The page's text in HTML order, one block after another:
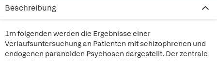
Beschreibung
1m folgenden werden die Ergebnisse einer
Verlaufsuntersuchung an Patienten mit schizophrenen und
endogenen paranoiden Psychosen dargestellt. Der zentrale